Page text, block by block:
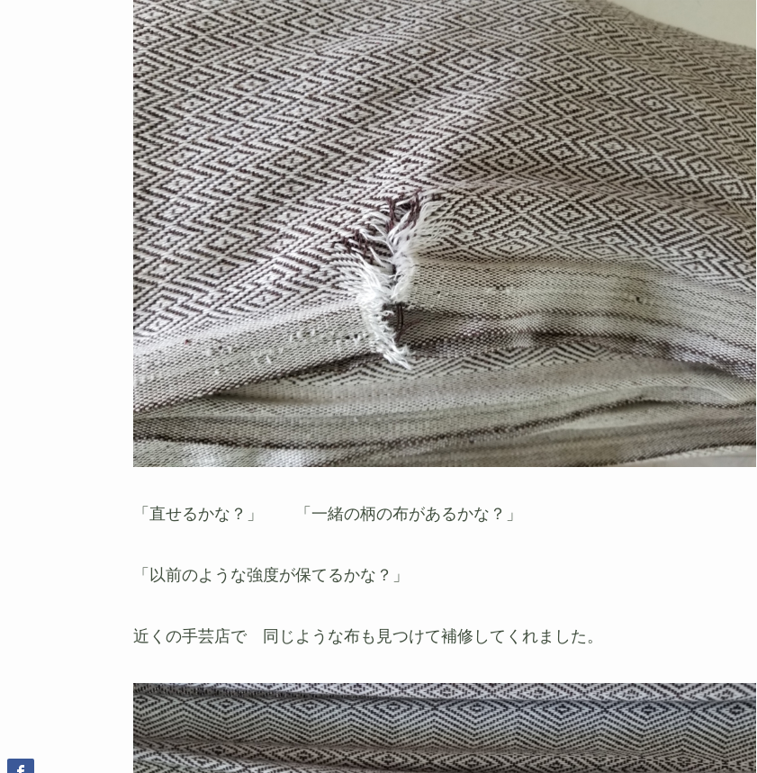
「直せるかな？」 「一緒の柄の布があるかな？」
「以前のような強度が保てるかな？」
近くの手芸店で 同じような布も見つけて補修してくれました。